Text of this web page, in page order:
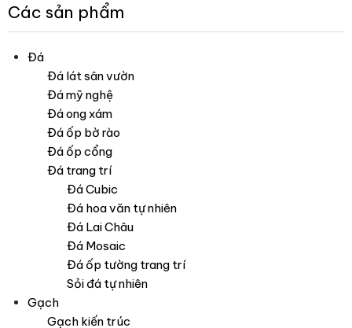
Các sản phẩm
Đá
Đá lát sân vườn
Đá mỹ nghệ
Đá ong xám
Đá ốp bờ rào
Đá ốp cổng
Đá trang trí
Đá Cubic
Đá hoa văn tự nhiên
Đá Lai Châu
Đá Mosaic
Đá ốp tường trang trí
Sỏi đá tự nhiên
Gạch
Gạch kiến trúc